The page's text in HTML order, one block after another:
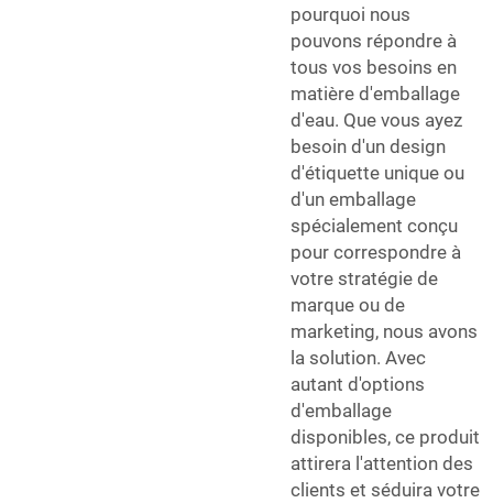
pourquoi nous
pouvons répondre à
tous vos besoins en
matière d'emballage
d'eau. Que vous ayez
besoin d'un design
d'étiquette unique ou
d'un emballage
spécialement conçu
pour correspondre à
votre stratégie de
marque ou de
marketing, nous avons
la solution. Avec
autant d'options
d'emballage
disponibles, ce produit
attirera l'attention des
clients et séduira votre